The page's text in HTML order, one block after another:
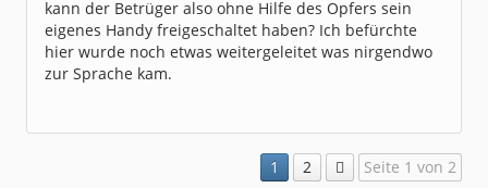
kann der Betrüger also ohne Hilfe des Opfers sein
eigenes Handy freigeschaltet haben? Ich befürchte
hier wurde noch etwas weitergeleitet was nirgendwo
zur Sprache kam.
1 2 Seite 1 von 2